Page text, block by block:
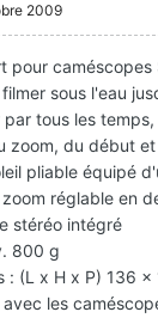
2009
pour
sous l'eau
tous les
zoom, du début
pliable équipé
réglable en
stéréo intégré
800 g
: (L x H x P) 136 x
les